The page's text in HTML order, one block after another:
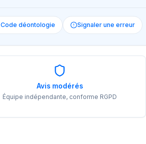
Code déontologie Signaler une erreur
Avis modérés
Équipe indépendante, conforme RGPD